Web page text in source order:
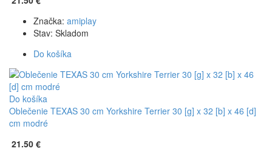
Značka: amiplay
Stav: Skladom
Do košíka
Do košíka
Oblečenie TEXAS 30 cm Yorkshire Terrier 30 [g] x 32 [b] x 46 [d]
cm modré
21.50 €